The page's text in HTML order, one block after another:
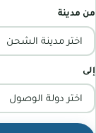
من مدينة
إلى